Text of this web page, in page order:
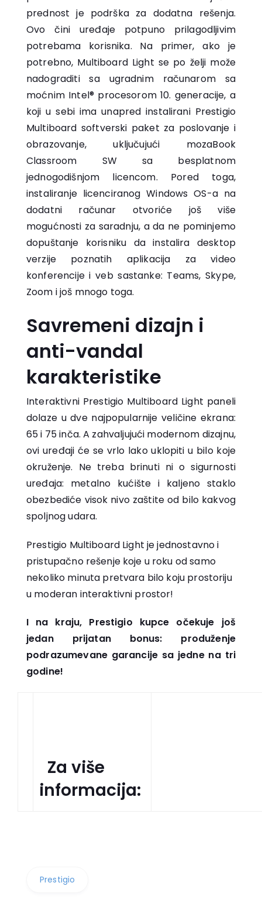
prednost je podrška za dodatna rešenja.
Ovo čini uređaje potpuno prilagodljivim
potrebama korisnika. Na primer, ako je
potrebno, Multiboard Light se po želji može
nadograditi sa ugradnim računarom sa
moćnim Intel® procesorom 10. generacije, a
koji u sebi ima unapred instalirani Prestigio
Multiboard softverski paket za poslovanje i
obrazovanje, uključujući mozaBook
Classroom SW sa besplatnom
jednogodišnjom licencom. Pored toga,
instaliranje licenciranog Windows OS-a na
dodatni računar otvoriće još više
mogućnosti za saradnju, a da ne pominjemo
dopuštanje korisniku da instalira desktop
verzije poznatih aplikacija za video
konferencije i veb sastanke: Teams, Skype,
Zoom i još mnogo toga.
Savremeni dizajn i
anti-vandal
karakteristike
Interaktivni Prestigio Multiboard Light paneli
dolaze u dve najpopularnije veličine ekrana:
65 i 75 inča. A zahvaljujući modernom dizajnu,
ovi uređaji će se vrlo lako uklopiti u bilo koje
okruženje. Ne treba brinuti ni o sigurnosti
uređaja: metalno kućište i kaljeno staklo
obezbediće visok nivo zaštite od bilo kakvog
spoljnog udara.
Prestigio Multiboard Light je jednostavno i
pristupačno rešenje koje u roku od samo
nekoliko minuta pretvara bilo koju prostoriju
u moderan interaktivni prostor!
I na kraju, Prestigio kupce očekuje još
jedan prijatan bonus: produženje
podrazumevane garancije sa jedne na tri
godine!
Za više
informacija:
Prestigio